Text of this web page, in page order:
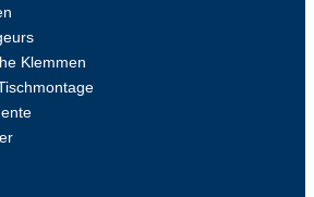
Klemmen